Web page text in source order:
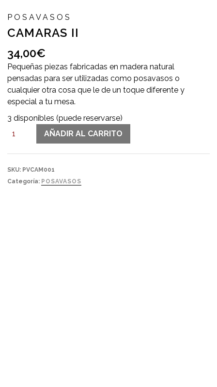
POSAVASOS
CAMARAS II
34,00€
Pequeñas piezas fabricadas en madera natural
pensadas para ser utilizadas como posavasos o
cualquier otra cosa que le de un toque diferente y
especial a tu mesa.
3 disponibles (puede reservarse)
AÑADIR AL CARRITO
SKU: PVCAM001
Categoría: POSAVASOS